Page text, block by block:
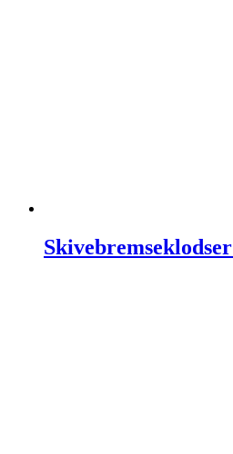
Skivebremseklodser